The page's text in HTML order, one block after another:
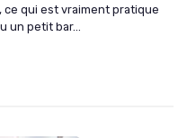
ce qui est vraiment pratique
petit bar...